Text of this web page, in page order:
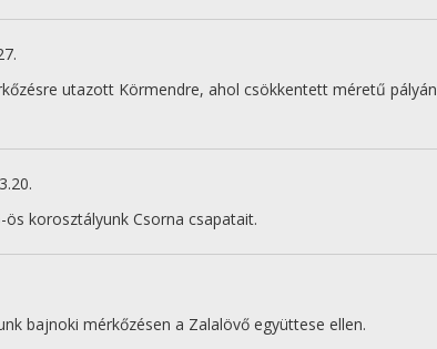
utazott Körmendre, ahol csökkentett méretű pályán
korosztályunk Csorna csapatait.
bajnoki mérkőzésen a Zalalövő együttese ellen.